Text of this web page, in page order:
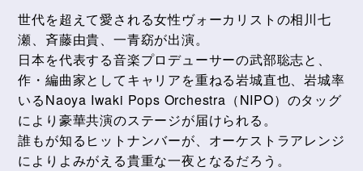
世代を超えて愛される女性ヴォーカリストの相川七
瀬、斉藤由貴、一青窈が出演。
日本を代表する音楽プロデューサーの武部聡志と、
作・編曲家としてキャリアを重ねる岩城直也、岩城率
いるNaoya Iwaki Pops Orchestra（NIPO）のタッグ
により豪華共演のステージが届けられる。
誰もが知るヒットナンバーが、オーケストラアレンジ
によりよみがえる貴重な一夜となるだろう。